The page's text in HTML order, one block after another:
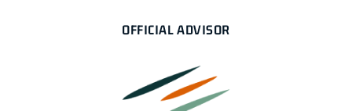
OFFICIAL ADVISOR